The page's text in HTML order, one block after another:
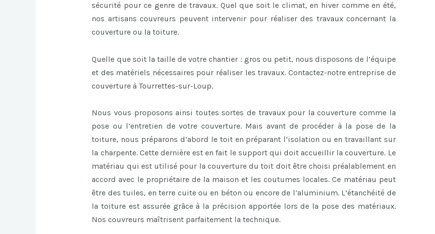
sécurité pour ce genre de travaux. Quel que soit le climat, en hiver comme en été,
nos artisans couvreurs peuvent intervenir pour réaliser des travaux concernant la
couverture ou la toiture.
Quelle que soit la taille de votre chantier : gros ou petit, nous disposons de l’équipe
et des matériels nécessaires pour réaliser les travaux. Contactez-notre entreprise de
couverture à Tourrettes-sur-Loup.
Nous vous proposons ainsi toutes sortes de travaux pour la couverture comme la
pose ou l’entretien de votre couverture. Mais avant de procéder à la pose de la
toiture, nous préparons d’abord le toit en préparant l’isolation ou en travaillant sur
la charpente. Cette dernière est en fait le support qui doit accueillir la couverture. Le
matériau qui est utilisé pour la couverture du toit doit être choisi préalablement en
accord avec le propriétaire de la maison et les coutumes locales. Ce matériau peut
être des tuiles, en terre cuite ou en béton ou encore de l’aluminium. L’étanchéité de
la toiture est assurée grâce à la précision apportée lors de la pose des matériaux.
Nos couvreurs maîtrisent parfaitement la technique.